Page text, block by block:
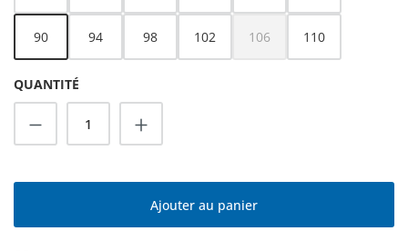
90 94 98 102 106
(Cette option n'est pas
110
QUANTITÉ
Quantité de produit : Entrez la quantité
Ajouter au panier